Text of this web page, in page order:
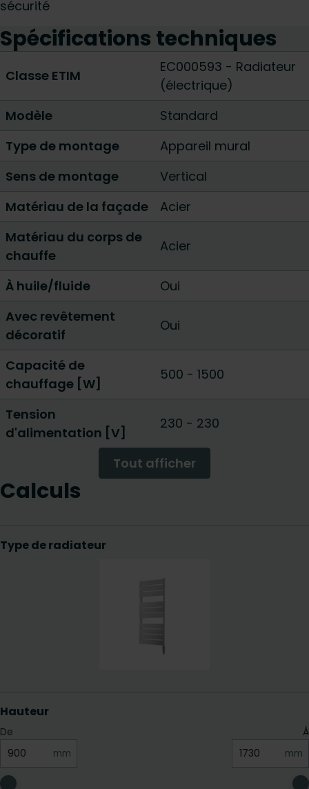
sécurité
Spécifications techniques
Classe ETIM
EC000593 - Radiateur
(électrique)
Modèle
Standard
Type de montage
Appareil mural
Sens de montage
Vertical
Matériau de la façade
Acier
Matériau du corps de
chauffe
Acier
À huile/fluide
Oui
Avec revêtement
décoratif
Oui
Capacité de
chauffage [W]
500 - 1500
Tension
d'alimentation [V]
230 - 230
Tout afficher
Calculs